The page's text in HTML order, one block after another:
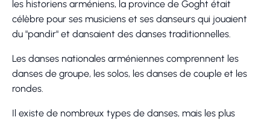
les historiens arméniens, la province de Goght était
célèbre pour ses musiciens et ses danseurs qui jouaient
du "pandir" et dansaient des danses traditionnelles.
Les danses nationales arméniennes comprennent les
danses de groupe, les solos, les danses de couple et les
rondes.
Il existe de nombreux types de danses, mais les plus